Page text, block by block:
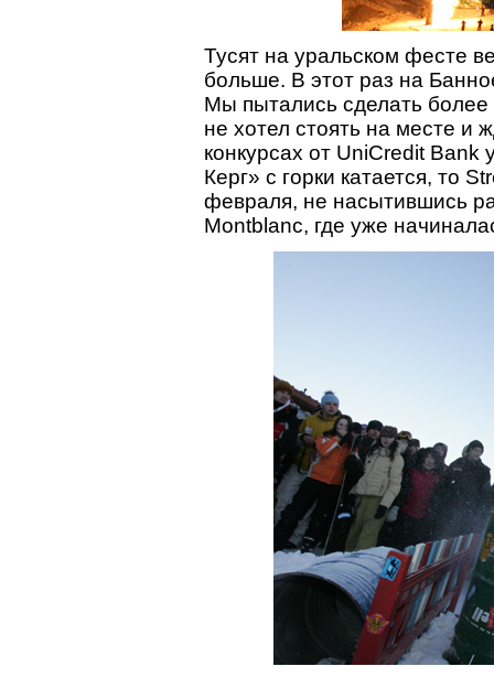
Тусят на уральском фесте
больше. В этот раз на
Мы пытались сделать более
не хотел стоять на месте и
конкурсах от UniCredit Bank
Керг» с горки катается, то
февраля, не насытившись
Montblanc, где уже